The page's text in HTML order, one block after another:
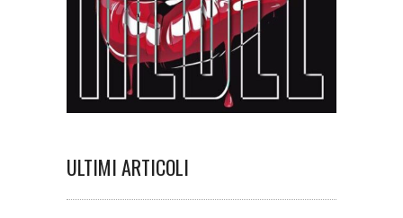
ULTIMI ARTICOLI